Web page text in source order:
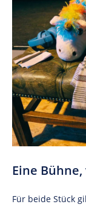
Eine
Für beide Stück